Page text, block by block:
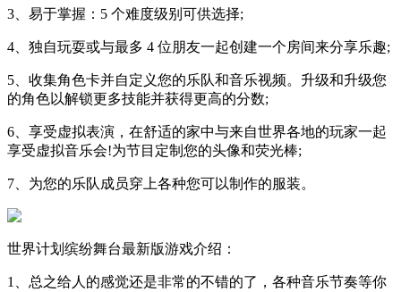
3、易于掌握：5 个难度级别可供选择;
4、独自玩耍或与最多 4 位朋友一起创建一个房间来分享乐趣;
5、收集角色卡并自定义您的乐队和音乐视频。升级和升级您
的角色以解锁更多技能并获得更高的分数;
6、享受虚拟表演，在舒适的家中与来自世界各地的玩家一起
享受虚拟音乐会!为节目定制您的头像和荧光棒;
7、为您的乐队成员穿上各种您可以制作的服装。
世界计划缤纷舞台最新版游戏介绍：
1、总之给人的感觉还是非常的不错的了，各种音乐节奏等你